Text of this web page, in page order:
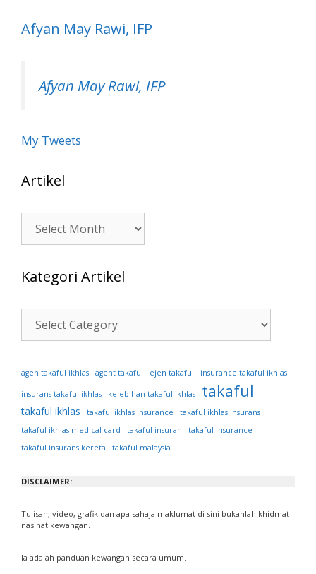
Afyan May Rawi, IFP
Afyan May Rawi, IFP
My Tweets
Artikel
Artikel
Kategori Artikel
Kategori
Artikel
agen takaful ikhlas agent takaful ejen takaful insurance takaful ikhlas
insurans takaful ikhlas kelebihan takaful ikhlas takaful
takaful ikhlas takaful ikhlas insurance
takaful ikhlas insurans
takaful ikhlas medical card
takaful insuran
takaful insurance
takaful insurans kereta
takaful malaysia
DISCLAIMER:
Tulisan, video, grafik dan apa sahaja maklumat di sini bukanlah khidmat
nasihat kewangan.
Ia adalah panduan kewangan secara umum.